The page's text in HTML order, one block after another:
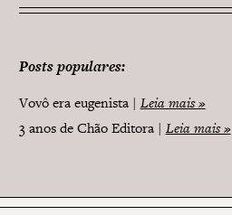
Posts populares:
Vovô era eugenista
Leia mais »
3 anos de Chão Editora
Leia mais »